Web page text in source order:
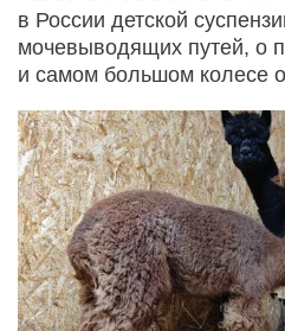
в России детской
мочевыводящих путей, о
и самом большом колесе